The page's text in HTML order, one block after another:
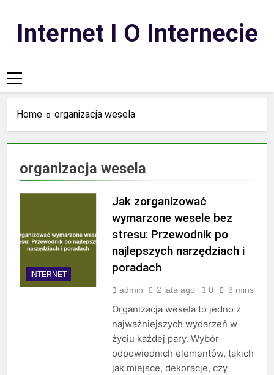
contentInternet I O Internecie
Home organizacja wesela
organizacja wesela
INTERNET
Jak zorganizować
wymarzone wesele bez
stresu: Przewodnik po
najlepszych narzędziach i
poradach
admin 2 lata ago 0 3 mins
Organizacja wesela to jedno z
najważniejszych wydarzeń w
życiu każdej pary. Wybór
odpowiednich elementów, takich
jak miejsce, dekoracje, czy